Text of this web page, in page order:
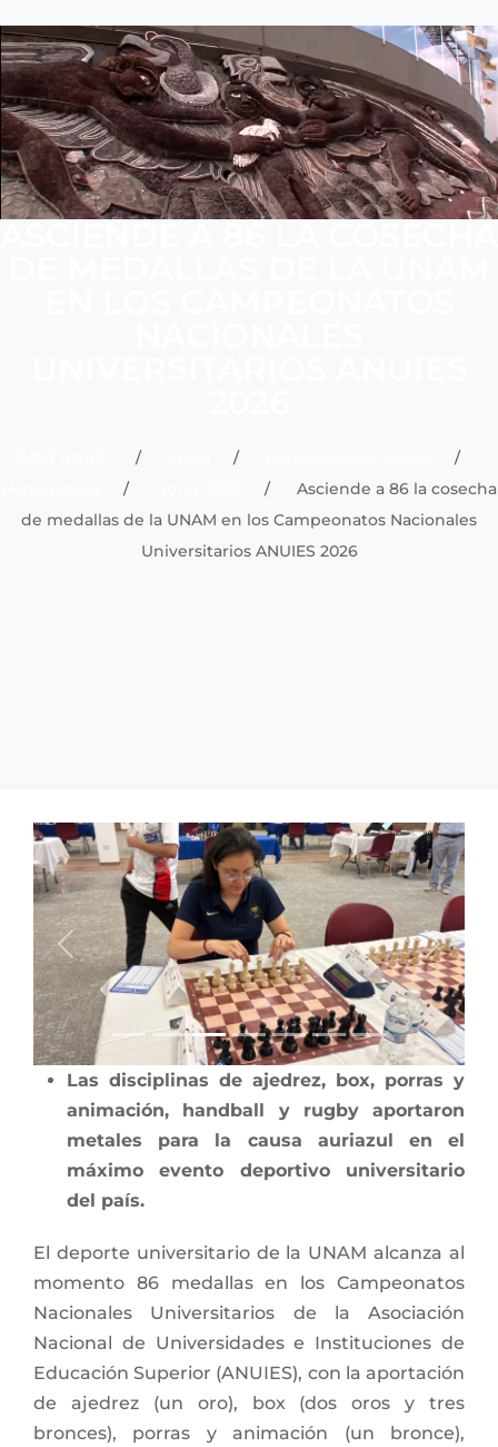
Asciende a 86 la cosecha
de medallas de la UNAM en los Campeonatos Nacionales
Universitarios ANUIES 2026
Las disciplinas de ajedrez, box, porras y
animación, handball y rugby aportaron
metales para la causa auriazul en el
máximo evento deportivo universitario
del país.
El deporte universitario de la UNAM alcanza al
momento 86 medallas en los Campeonatos
Nacionales Universitarios de la Asociación
Nacional de Universidades e Instituciones de
Educación Superior (ANUIES), con la aportación
de ajedrez (un oro), box (dos oros y tres
bronces), porras y animación (un bronce),